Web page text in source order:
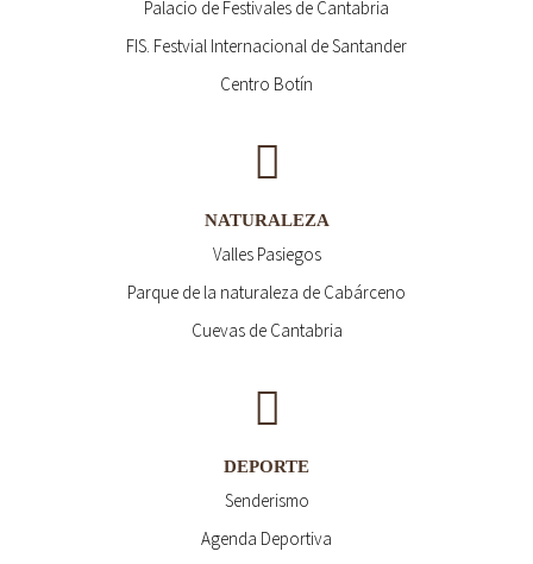
Palacio de Festivales de Cantabria
FIS. Festvial Internacional de Santander
Centro Botín
NATURALEZA
Valles Pasiegos
Parque de la naturaleza de Cabárceno
Cuevas de Cantabria
DEPORTE
Senderismo
Agenda Deportiva